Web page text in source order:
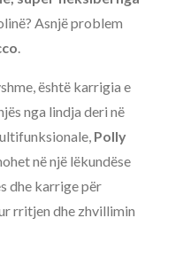
Asnjë problem
.
është karrigia e
nga lindja deri në
Polly
në një lëkundëse
dhe karrige për
rritjen dhe zhvillimin